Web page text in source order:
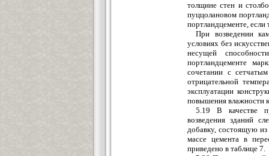
толщине стен и
пуццолановом
портландцементе,
При возведении
условиях без
несущей
портландцементе
сочетании с
отрицательной
эксплуатации
повышения влажности
5.19 В качестве
возведения зданий
добавку, состоящую
массе цемента в
приведено в таблице 7.